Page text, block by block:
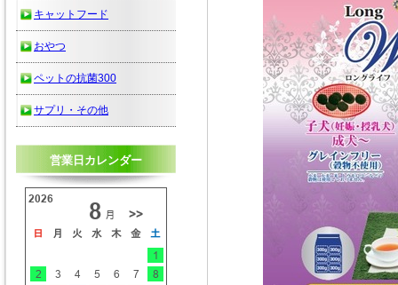
キャットフード
おやつ
ペットの抗菌300
サプリ・その他
営業日カレンダー